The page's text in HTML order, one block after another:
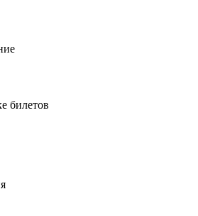
билетов